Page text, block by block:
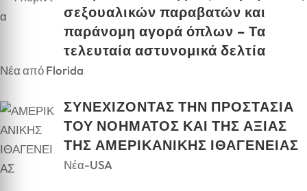
σεξουαλικών παραβατών και
παράνομη αγορά όπλων – Τα
τελευταία αστυνομικά δελτία
Νέα από Florida
ΣΥΝΕΧΙΖΟΝΤΑΣ ΤΗΝ ΠΡΟΣΤΑΣΙΑ
ΤΟΥ ΝΟΗΜΑΤΟΣ ΚΑΙ ΤΗΣ ΑΞΙΑΣ
ΤΗΣ ΑΜΕΡΙΚΑΝΙΚΗΣ ΙΘΑΓΕΝΕΙΑΣ
Νέα-USA